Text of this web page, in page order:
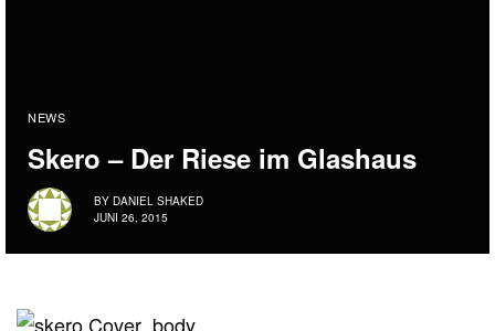
NEWS
Skero – Der Riese im Glashaus
BY DANIEL SHAKED
JUNI 26, 2015